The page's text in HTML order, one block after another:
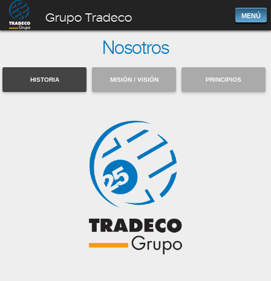
Grupo Tradeco MENÚ
Nosotros
HISTORIA MISIÓN / VISIÓN PRINCIPIOS